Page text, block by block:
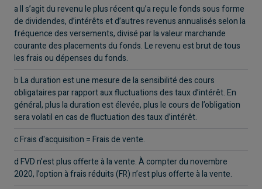
a Il s’agit du revenu le plus récent qu’a reçu le fonds sous forme
de dividendes, d’intérêts et d’autres revenus annualisés selon la
fréquence des versements, divisé par la valeur marchande
courante des placements du fonds. Le revenu est brut de tous
les frais ou dépenses du fonds.
b La duration est une mesure de la sensibilité des cours
obligataires par rapport aux fluctuations des taux d’intérêt. En
général, plus la duration est élevée, plus le cours de l’obligation
sera volatil en cas de fluctuation des taux d’intérêt.
c Frais d'acquisition = Frais de vente.
d FVD n’est plus offerte à la vente. À compter du novembre
2020, l’option à frais réduits (FR) n’est plus offerte à la vente.